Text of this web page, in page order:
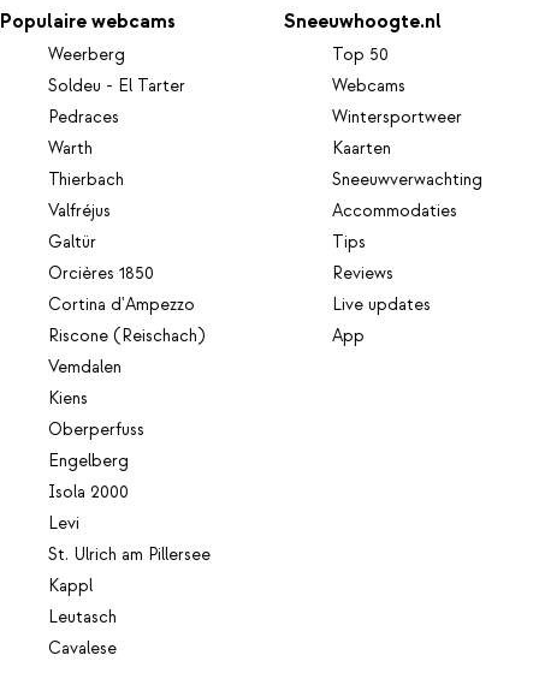
Populaire webcams
Weerberg
Soldeu - El Tarter
Pedraces
Warth
Thierbach
Valfréjus
Galtür
Orcières 1850
Cortina d'Ampezzo
Riscone (Reischach)
Vemdalen
Kiens
Oberperfuss
Engelberg
Isola 2000
Levi
St. Ulrich am Pillersee
Kappl
Leutasch
Cavalese
Sneeuwhoogte.nl
Top 50
Webcams
Wintersportweer
Kaarten
Sneeuwverwachting
Accommodaties
Tips
Reviews
Live updates
App